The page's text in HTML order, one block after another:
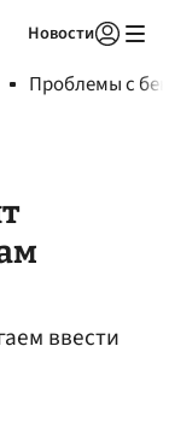
Новости
Проблемы с
ввести